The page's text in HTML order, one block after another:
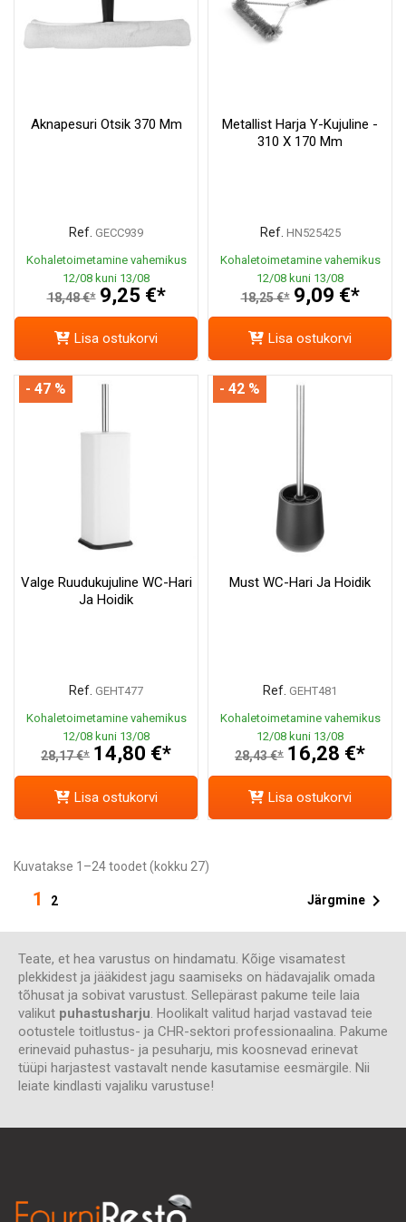
Aknapesuri Otsik 370 Mm
Ref. GECC939
Kohaletoimetamine vahemikus
12/08 kuni 13/08
18,48 €* 9,25 €*
Lisa ostukorvi
Metallist Harja Y-Kujuline -
310 X 170 Mm
Ref. HN525425
Kohaletoimetamine vahemikus
12/08 kuni 13/08
18,25 €* 9,09 €*
Lisa ostukorvi
Valge Ruudukujuline WC-Hari
Ja Hoidik
Ref. GEHT477
Kohaletoimetamine vahemikus
12/08 kuni 13/08
28,17 €* 14,80 €*
- 47 %
Lisa ostukorvi
Must WC-Hari Ja Hoidik
Ref. GEHT481
Kohaletoimetamine vahemikus
12/08 kuni 13/08
28,43 €* 16,28 €*
- 42 %
Lisa ostukorvi
Kuvatakse 1–24 toodet (kokku 27)
1 2 Järgmine 
Teate, et hea varustus on hindamatu. Kõige visamatest
plekkidest ja jääkidest jagu saamiseks on hädavajalik omada
tõhusat ja sobivat varustust. Sellepärast pakume teile laia
valikut puhastusharju . Hoolikalt valitud harjad vastavad teie
ootustele toitlustus- ja CHR-sektori professionaalina. Pakume
erinevaid puhastus- ja pesuharju, mis koosnevad erinevat
tüüpi harjastest vastavalt nende kasutamise eesmärgile. Nii
leiate kindlasti vajaliku varustuse!